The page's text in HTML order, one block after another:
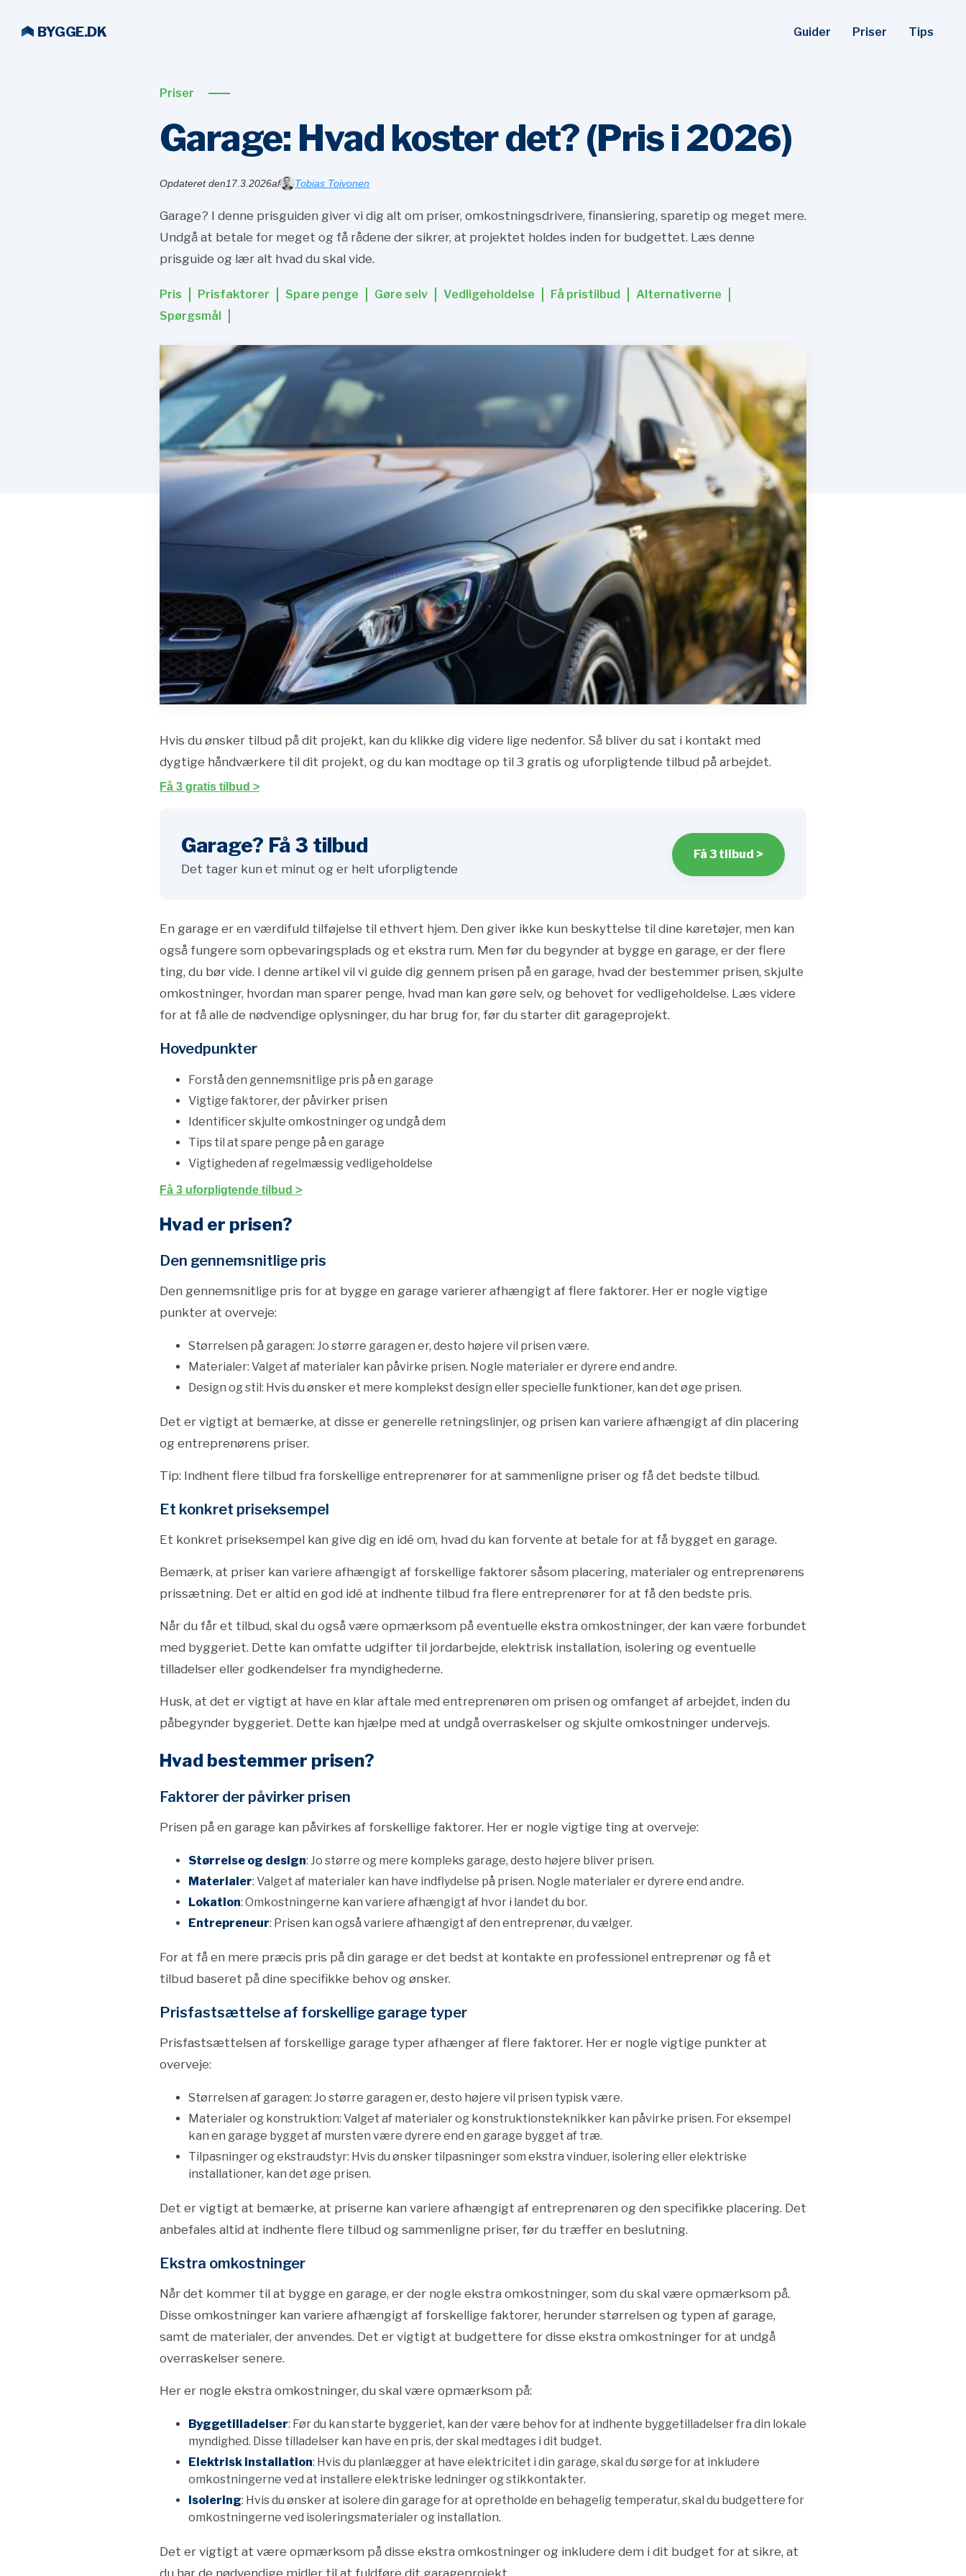
BYGGE.DK Guider Priser Tips
Priser
Garage: Hvad koster det? (Pris i 2026)
Opdateret den17.3.2026af Tobias Toivonen
Garage? I denne prisguiden giver vi dig alt om priser, omkostningsdrivere, finansiering, sparetip og meget mere.
Undgå at betale for meget og få rådene der sikrer, at projektet holdes inden for budgettet. Læs denne
prisguide og lær alt hvad du skal vide.
Pris Prisfaktorer Spare penge Gøre selv Vedligeholdelse Få pristilbud
Alternativerne
Spørgsmål
Hvis du ønsker tilbud på dit projekt, kan du klikke dig videre lige nedenfor. Så bliver du sat i kontakt med
dygtige håndværkere til dit projekt, og du kan modtage op til 3 gratis og uforpligtende tilbud på arbejdet.
Få 3 gratis tilbud >
Garage? Få 3 tilbud
Det tager kun et minut og er helt uforpligtende
Få 3 tilbud >
En garage er en værdifuld tilføjelse til ethvert hjem. Den giver ikke kun beskyttelse til dine køretøjer, men kan
også fungere som opbevaringsplads og et ekstra rum. Men før du begynder at bygge en garage, er der flere
ting, du bør vide. I denne artikel vil vi guide dig gennem prisen på en garage, hvad der bestemmer prisen, skjulte
omkostninger, hvordan man sparer penge, hvad man kan gøre selv, og behovet for vedligeholdelse. Læs videre
for at få alle de nødvendige oplysninger, du har brug for, før du starter dit garageprojekt.
Hovedpunkter
Forstå den gennemsnitlige pris på en garage
Vigtige faktorer, der påvirker prisen
Identificer skjulte omkostninger og undgå dem
Tips til at spare penge på en garage
Vigtigheden af regelmæssig vedligeholdelse
Få 3 uforpligtende tilbud >
Hvad er prisen?
Den gennemsnitlige pris
Den gennemsnitlige pris for at bygge en garage varierer afhængigt af flere faktorer. Her er nogle vigtige
punkter at overveje:
Størrelsen på garagen: Jo større garagen er, desto højere vil prisen være.
Materialer: Valget af materialer kan påvirke prisen. Nogle materialer er dyrere end andre.
Design og stil: Hvis du ønsker et mere komplekst design eller specielle funktioner, kan det øge prisen.
Det er vigtigt at bemærke, at disse er generelle retningslinjer, og prisen kan variere afhængigt af din placering
og entreprenørens priser.
Tip: Indhent flere tilbud fra forskellige entreprenører for at sammenligne priser og få det bedste tilbud.
Et konkret priseksempel
Et konkret priseksempel kan give dig en idé om, hvad du kan forvente at betale for at få bygget en garage.
Bemærk, at priser kan variere afhængigt af forskellige faktorer såsom placering, materialer og entreprenørens
prissætning. Det er altid en god idé at indhente tilbud fra flere entreprenører for at få den bedste pris.
Når du får et tilbud, skal du også være opmærksom på eventuelle ekstra omkostninger, der kan være forbundet
med byggeriet. Dette kan omfatte udgifter til jordarbejde, elektrisk installation, isolering og eventuelle
tilladelser eller godkendelser fra myndighederne.
Husk, at det er vigtigt at have en klar aftale med entreprenøren om prisen og omfanget af arbejdet, inden du
påbegynder byggeriet. Dette kan hjælpe med at undgå overraskelser og skjulte omkostninger undervejs.
Hvad bestemmer prisen?
Faktorer der påvirker prisen
Prisen på en garage kan påvirkes af forskellige faktorer. Her er nogle vigtige ting at overveje:
Størrelse og design: Jo større og mere kompleks garage, desto højere bliver prisen.
Materialer: Valget af materialer kan have indflydelse på prisen. Nogle materialer er dyrere end andre.
Lokation: Omkostningerne kan variere afhængigt af hvor i landet du bor.
Entrepreneur: Prisen kan også variere afhængigt af den entreprenør, du vælger.
For at få en mere præcis pris på din garage er det bedst at kontakte en professionel entreprenør og få et
tilbud baseret på dine specifikke behov og ønsker.
Prisfastsættelse af forskellige garage typer
Prisfastsættelsen af forskellige garage typer afhænger af flere faktorer. Her er nogle vigtige punkter at
overveje:
Størrelsen af garagen: Jo større garagen er, desto højere vil prisen typisk være.
Materialer og konstruktion: Valget af materialer og konstruktionsteknikker kan påvirke prisen. For eksempel
kan en garage bygget af mursten være dyrere end en garage bygget af træ.
Tilpasninger og ekstraudstyr: Hvis du ønsker tilpasninger som ekstra vinduer, isolering eller elektriske
installationer, kan det øge prisen.
Det er vigtigt at bemærke, at priserne kan variere afhængigt af entreprenøren og den specifikke placering. Det
anbefales altid at indhente flere tilbud og sammenligne priser, før du træffer en beslutning.
Ekstra omkostninger
Når det kommer til at bygge en garage, er der nogle ekstra omkostninger, som du skal være opmærksom på.
Disse omkostninger kan variere afhængigt af forskellige faktorer, herunder størrelsen og typen af garage,
samt de materialer, der anvendes. Det er vigtigt at budgettere for disse ekstra omkostninger for at undgå
overraskelser senere.
Her er nogle ekstra omkostninger, du skal være opmærksom på:
Byggetilladelser: Før du kan starte byggeriet, kan der være behov for at indhente byggetilladelser fra din lokale
myndighed. Disse tilladelser kan have en pris, der skal medtages i dit budget.
Elektrisk installation: Hvis du planlægger at have elektricitet i din garage, skal du sørge for at inkludere
omkostningerne ved at installere elektriske ledninger og stikkontakter.
Isolering: Hvis du ønsker at isolere din garage for at opretholde en behagelig temperatur, skal du budgettere for
omkostningerne ved isoleringsmaterialer og installation.
Det er vigtigt at være opmærksom på disse ekstra omkostninger og inkludere dem i dit budget for at sikre, at
du har de nødvendige midler til at fuldføre dit garageprojekt.